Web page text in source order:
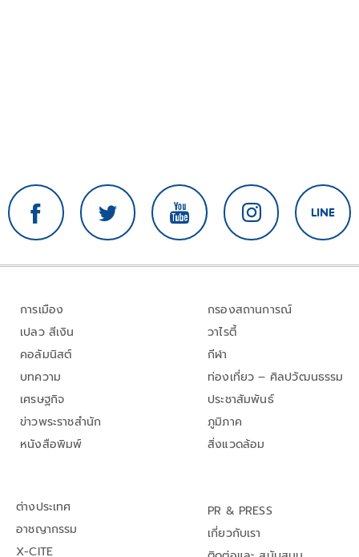
การเมือง
เปลว สีเงิน
คอลัมนิสต์
บทความ
เศรษฐกิจ
ข่าวพระราชสำนัก
หนังสือพิมพ์
กรองสถานการณ์
วาไรตี้
กีฬา
ท่องเที่ยว – ศิลปวัฒนธรรม
ประชาสัมพันธ์
ภูมิภาค
สิ่งแวดล้อม
ต่างประเทศ
อาชญากรรม
X-CITE
PR & PRESS
เกี่ยวกับเรา